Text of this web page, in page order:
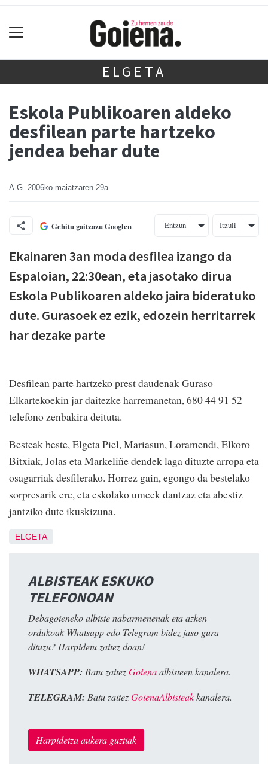
ELGETA
Eskola Publikoaren aldeko
desfilean parte hartzeko
jendea behar dute
A.G. 2006ko maiatzaren 29a
Gehitu gaitzazu Googlen Entzun Itzuli
Ekainaren 3an moda desfilea izango da
Espaloian, 22:30ean, eta jasotako dirua
Eskola Publikoaren aldeko jaira bideratuko
dute. Gurasoek ez ezik, edozein herritarrek
har dezake parte
Desfilean parte hartzeko prest daudenak Guraso
Elkartekoekin jar daitezke harremanetan, 680 44 91 52
telefono zenbakira deituta.
Besteak beste, Elgeta Piel, Mariasun, Loramendi, Elkoro
Bitxiak, Jolas eta Markeliñe dendek laga dituzte arropa eta
osagarriak desfilerako. Horrez gain, egongo da bestelako
sorpresarik ere, eta eskolako umeek dantzaz eta abestiz
jantziko dute ikuskizuna.
ELGETA
ALBISTEAK ESKUKO
TELEFONOAN
Debagoieneko albiste nabarmenenak eta azken
ordukoak Whatsapp edo Telegram bidez jaso gura
dituzu? Harpidetu zaitez doan!
WHATSAPP: Batu zaitezGoienaalbisteen kanalera.
TELEGRAM: Batu zaitezGoienaAlbisteakkanalera.
Harpidetza aukera guztiak